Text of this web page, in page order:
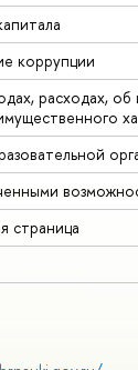
коррупции
расходах, об
страница